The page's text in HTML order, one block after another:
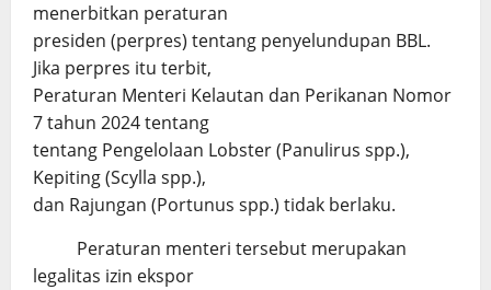
menerbitkan peraturan
presiden (perpres) tentang penyelundupan BBL.
Jika perpres itu terbit,
Peraturan Menteri Kelautan dan Perikanan Nomor
7 tahun 2024 tentang
tentang Pengelolaan Lobster (Panulirus spp.),
Kepiting (Scylla spp.),
dan Rajungan (Portunus spp.) tidak berlaku.
Peraturan menteri tersebut merupakan
legalitas izin ekspor